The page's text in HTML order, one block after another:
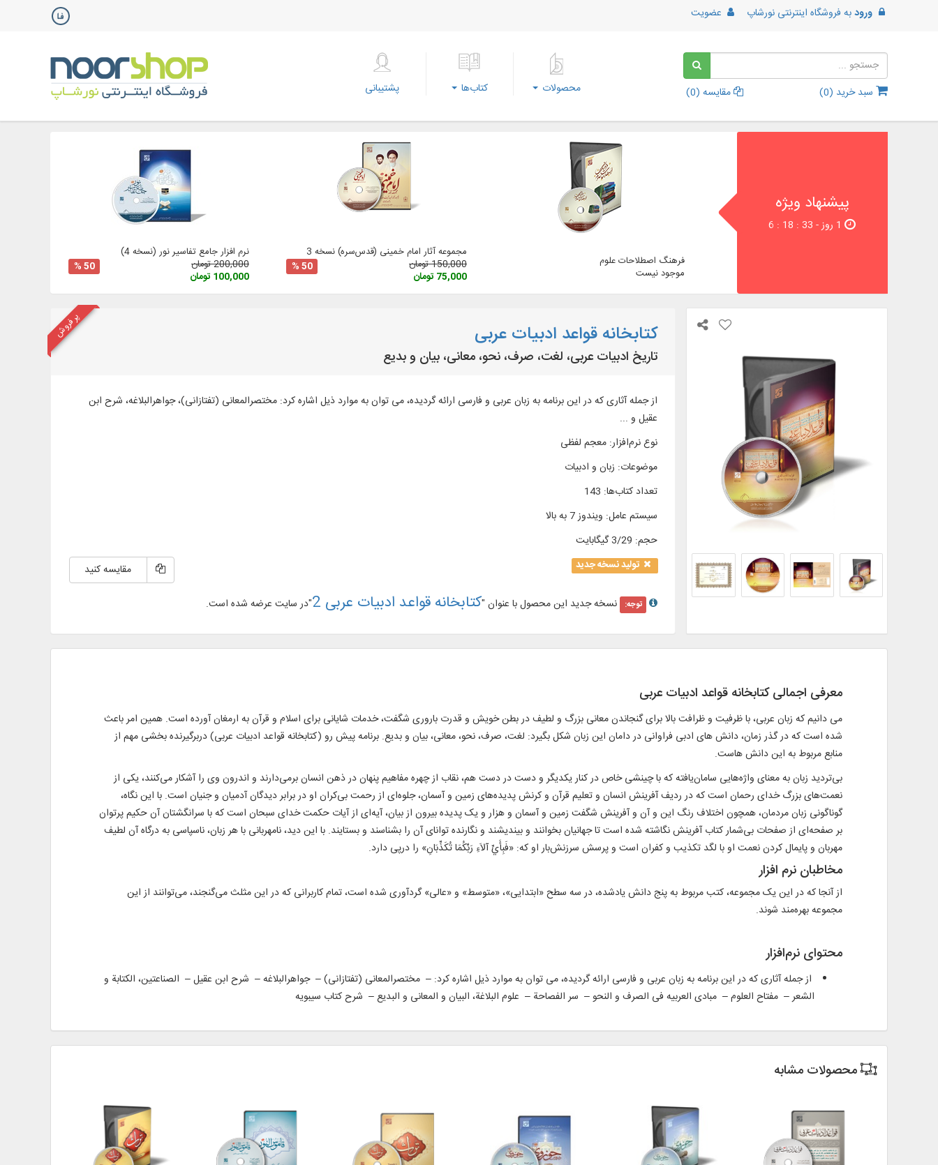
ورودبه فروشگاه اینترنتی نورشاپ عضویت
سبد خرید (0
) مقایسه (0
) محصولات کتاب‌ها پشتیبانی
پیشنهاد ویژه
فرهنگ اصطلاحات علوم
موجود نیست
مجموعه آثار امام خمینی (‌قدس‌سره) نسخه 3
150,000 تومان
50 %
75,000 تومان
نرم افزار جامع تفاسیر نور (نسخه 4)
200,000 تومان
50 %
100,000 تومان
پر فروش کتابخانه قواعد ادبیات عربی
تاریخ ادبیات عربی، لغت، صرف، نحو، معانی، بیان و بدیع
از جمله آثاری که در این برنامه به زبان عربی و فارسی ارائه گردیده، می توان به موارد ذیل اشاره کرد: مختصرالمعانی (تفتازانی)، جواهرالبلاغه، شرح ابن
عقیل و ...
نوع نرم‌افزار: معجم لفظی
موضوعات: زبان و ادبیات
تعداد کتاب‌ها:
143
سیستم عامل: ویندوز 7 به بالا
حجم: 3/29 گیگابایت
تولید نسخه جدید مقایسه کنید
توجه: نسخه جدید این محصول با عنوان "کتابخانه قواعد ادبیات عربی 2 "در سایت عرضه شده است.
معرفی اجمالی کتابخانه قواعد ادبیات عربی
می دانیم که زبان عربی، با ظرفیت و ظرافت بالا برای گنجاندن معانی بزرگ و لطیف در بطن خویش و قدرت باروری شگفت، خدمات شایانی برای اسلام و قرآن به ارمغان آورده است. همین امر باعث
شده است که در گذر زمان، دانش های ادبی فراوانی در دامان این زبان شکل بگیرد: لغت، صرف، نحو، معانی، بیان و بدیع. برنامه پیش رو (کتابخانه قواعد ادبیات عربی) دربرگیرنده بخشی مهم از
منابع مربوط به این دانش هاست.
بی‌تردید زبان به معنای واژه‌هایی سامان‌یافته که با چینشی خاص در کنار یکدیگر و دست در دست هم، نقاب از چهره مفاهیم پنهان در ذهن انسان برمی‌دارند و اندرون وی را آشکار می‌کنند، یکی از
نعمت‌های بزرگ خدای رحمان است که در ردیف آفرینش انسان و تعلیم قرآن و کرنش پدیده‌های زمین و آسمان، جلوه‌ای از رحمت بی‌کران او در برابر دیدگان آدمیان و جنیان است. با این نگاه،
گوناگونی زبان مردمان، همچون اختلاف رنگ این و آن و آفرینش شگفت زمین و آسمان و هزار و یک پدیده بیرون از بیان، آیه‌ای از آیات حکمت خدای سبحان است که با سرانگشتان آن حکیم پرتوان
بر صفحه‌ای از صفحات بی‌شمار کتاب آفرینش نگاشته شده است تا جهانیان بخوانند و بیندیشند و نگارنده توانای آن را بشناسند و بستایند. با این دید، نامهربانی با هر زبان، ناسپاسی به درگاه آن لطیف
مهربان و پایمال کردن نعمت او با لگد تکذیب و کفران است و پرسش سرزنش‌بار او که: «فَبِأَيِّ آلاَءِ رَبِّکُمَا تُکَذِّبَانِ» را درپی دارد.
مخاطبان نرم افزار
از آنجا که در این یک مجموعه، کتب مربوط به پنج دانش یادشده، در سه سطح «ابتدایی»، «متوسط» و «عالی» گردآوری شده است، تمام کاربرانی که در این مثلث می‌گنجند، می‌توانند از این
مجموعه بهره‌مند شوند.
محتوای نرم‌افزار
از جمله آثاری که در این برنامه به زبان عربی و فارسی ارائه گردیده، می توان به موارد ذیل اشاره کرد: – مختصرالمعانی (تفتازانی) – جواهرالبلاغه – شرح ابن عقیل – الصناعتین، الکتابة و
الشعر – مفتاح العلوم – مبادی العربیه فی الصرف و النحو – سر الفصاحة – علوم البلاغة، البیان و المعانی و البدیع – شرح کتاب سیبویه
محصولات مشابه